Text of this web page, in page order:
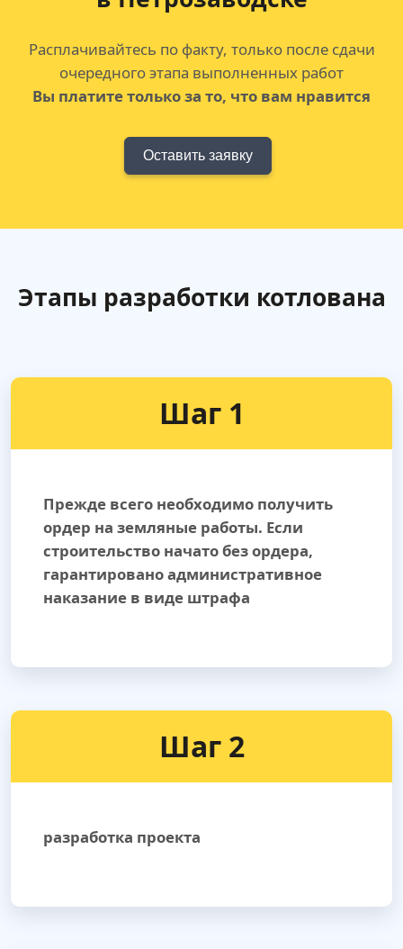
Расплачивайтесь по факту, только после сдачи
очередного этапа выполненных работ
Вы платите только за то, что вам нравится
Оставить заявку
Этапы разработки котлована
Шаг 1
Прежде всего необходимо получить
ордер на земляные работы. Если
строительство начато без ордера,
гарантировано административное
наказание в виде штрафа
Шаг 2
разработка проекта